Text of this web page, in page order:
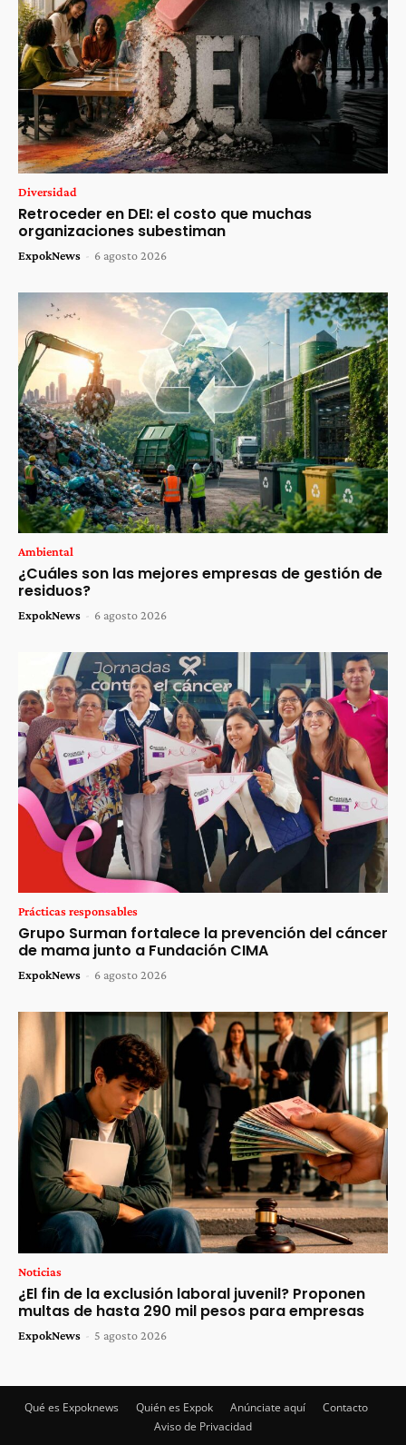
Diversidad
Retroceder en DEI: el costo que muchas
organizaciones subestiman
ExpokNews - 6 agosto 2026
Ambiental
¿Cuáles son las mejores empresas de gestión de
residuos?
ExpokNews - 6 agosto 2026
Prácticas responsables
Grupo Surman fortalece la prevención del cáncer
de mama junto a Fundación CIMA
ExpokNews - 6 agosto 2026
Noticias
¿El fin de la exclusión laboral juvenil? Proponen
multas de hasta 290 mil pesos para empresas
ExpokNews - 5 agosto 2026
Qué es Expoknews Quién es Expok Anúnciate aquí
Contacto
Aviso de Privacidad